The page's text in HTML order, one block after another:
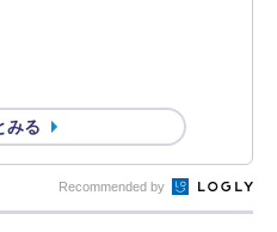
みる
Recommended by